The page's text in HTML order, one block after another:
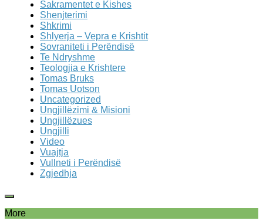
Sakramentet e Kishes
Shenjterimi
Shkrimi
Shlyerja – Vepra e Krishtit
Sovraniteti i Perëndisë
Te Ndryshme
Teologjia e Krishtere
Tomas Bruks
Tomas Uotson
Uncategorized
Ungjillëzimi & Misioni
Ungjillëzues
Ungjilli
Video
Vuajtja
Vullneti i Perëndisë
Zgjedhja
More